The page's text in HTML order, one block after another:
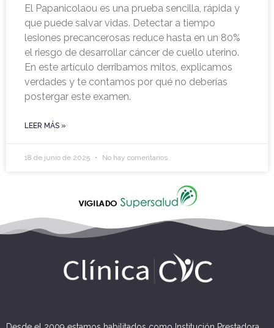
El Papanicolaou es una prueba sencilla, rápida y
que puede salvar vidas. Detectar a tiempo
lesiones precancerosas reduce hasta en un 80%
el riesgo de desarrollar cáncer de cuello uterino.
En este artículo derribamos mitos, explicamos
verdades y te contamos por qué no deberías
postergar este examen.
LEER MÁS »
18 de junio de 2025 No hay comentarios